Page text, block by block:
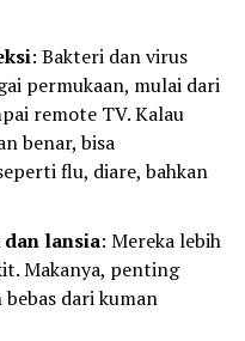
: Bakteri dan virus
permukaan, mulai dari
remote TV. Kalau
benar, bisa
flu, diare, bahkan
lansia: Mereka lebih
Makanya, penting
dari kuman